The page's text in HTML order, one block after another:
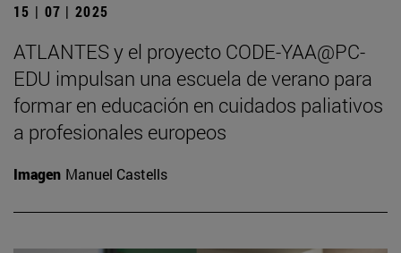
15 | 07 | 2025
ATLANTES y el proyecto CODE-YAA@PC-
EDU impulsan una escuela de verano para
formar en educación en cuidados paliativos
a profesionales europeos
Imagen Manuel Castells